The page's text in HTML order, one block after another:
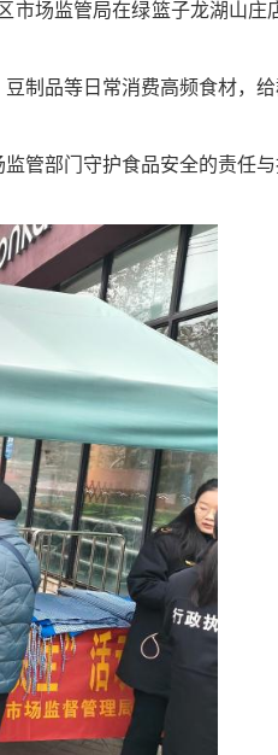
场监管局在绿篮子龙湖山庄
制品等日常消费高频食材，
管部门守护食品安全的责任